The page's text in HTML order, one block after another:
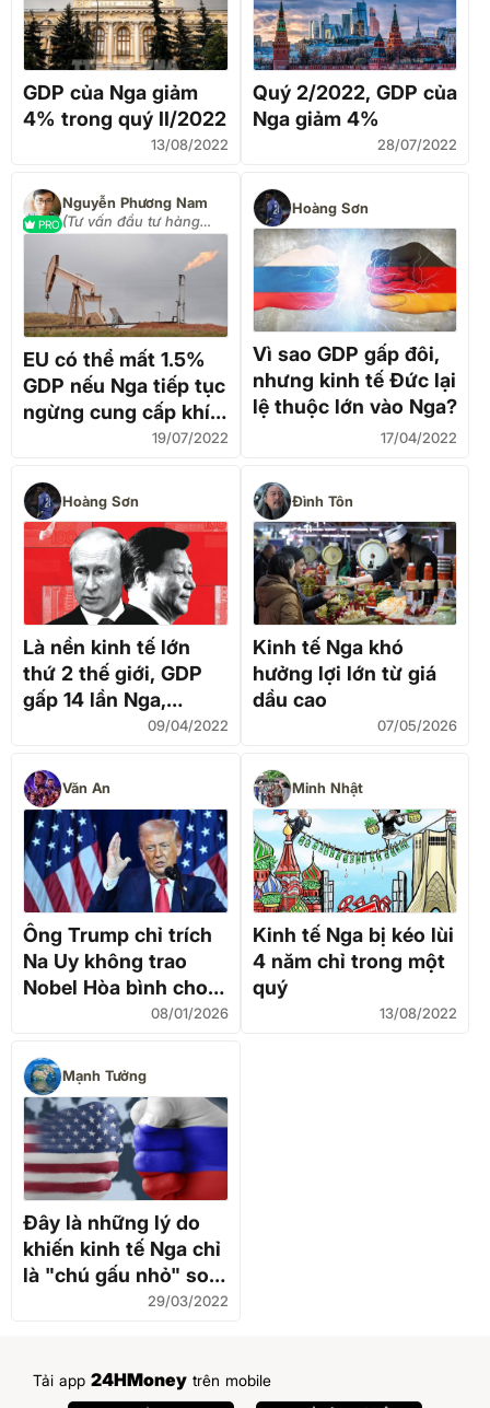
GDP của Nga giảm
4% trong quý II/2022
13/08/2022
Quý 2/2022, GDP của
Nga giảm 4%
28/07/2022
PRO
Nguyễn Phương Nam
(Tư vấn đầu tư hàng
hóa 0337968866)
EU có thể mất 1.5%
GDP nếu Nga tiếp tục
ngừng cung cấp khí
19/07/2022
Hoàng Sơn
Vì sao GDP gấp đôi,
nhưng kinh tế Đức lại
lệ thuộc lớn vào Nga?
17/04/2022
Hoàng Sơn
Là nền kinh tế lớn
thứ 2 thế giới, GDP
gấp 14 lần Nga,
nhưng người Trung
người Nga?
09/04/2022
Đình Tôn
Kinh tế Nga khó
hưởng lợi lớn từ giá
dầu cao
07/05/2026
Văn An
Ông Trump chỉ trích
Na Uy không trao
Nobel Hòa bình cho
08/01/2026
Minh Nhật
Kinh tế Nga bị kéo lùi
4 năm chỉ trong một
quý
13/08/2022
Mạnh Tưởng
Đây là những lý do
khiến kinh tế Nga chỉ
là "chú gấu nhỏ" so
với cường quốc Mỹ
29/03/2022
Tải app 24HMoney trên mobile